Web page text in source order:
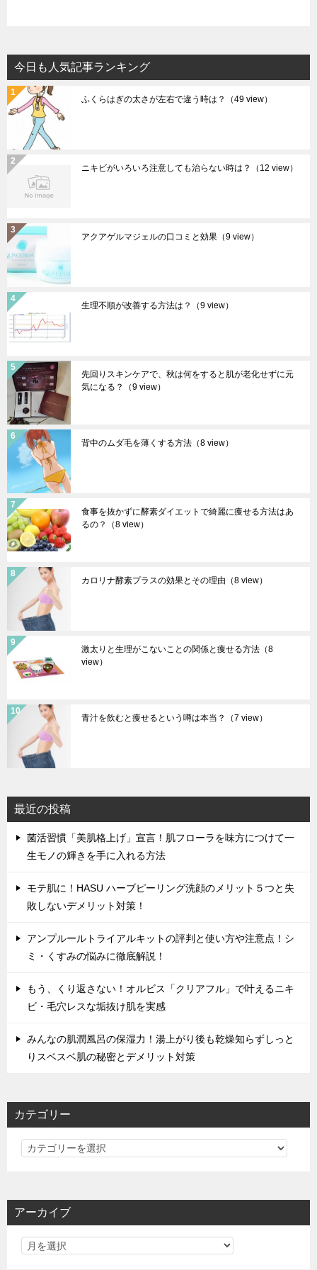
今日も人気記事ランキング
ふくらはぎの太さが左右で違う時は？ （49 view）
ニキビがいろいろ注意しても治らない時は？ （12 view）
アクアゲルマジェルの口コミと効果 （9 view）
生理不順が改善する方法は？ （9 view）
先回りスキンケアで、秋は何をすると肌が老化せずに元
気になる？
（9 view）
背中のムダ毛を薄くする方法 （8 view）
食事を抜かずに酵素ダイエットで綺麗に痩せる方法はあ
るの？
（8 view）
カロリナ酵素プラスの効果とその理由 （8 view）
激太りと生理がこないことの関係と痩せる方法 （8
view）
青汁を飲むと痩せるという噂は本当？ （7 view）
最近の投稿
菌活習慣「美肌格上げ」宣言！肌フローラを味方につけて一
生モノの輝きを手に入れる方法
モテ肌に！HASU ハーブピーリング洗顔のメリット５つと失
敗しないデメリット対策！
アンプルールトライアルキットの評判と使い方や注意点！シ
ミ・くすみの悩みに徹底解説！
もう、くり返さない！オルビス「クリアフル」で叶えるニキ
ビ・毛穴レスな垢抜け肌を実感
みんなの肌潤風呂の保湿力！湯上がり後も乾燥知らずしっと
りスベスベ肌の秘密とデメリット対策
カテゴリー
カ
リ
アーカイブ